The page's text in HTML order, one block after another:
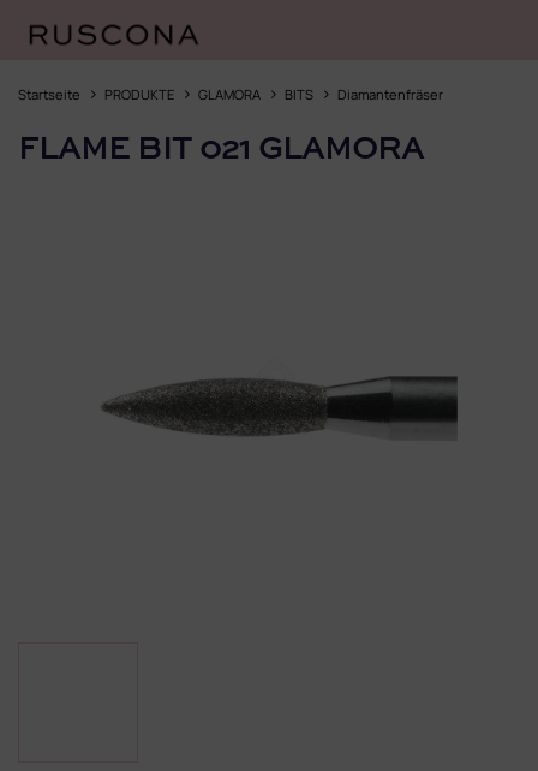
InhaltStartseite PRODUKTE GLAMORA BITS Diamantenfräser
FLAME BIT 021 GLAMORA